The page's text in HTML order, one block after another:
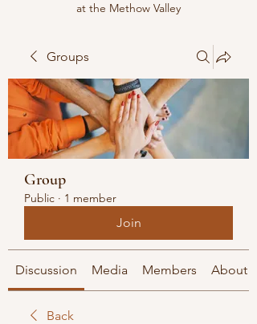
at the Methow Valley
Groups
Group
Public · 1 member
Join
Discussion Media Members About
Back